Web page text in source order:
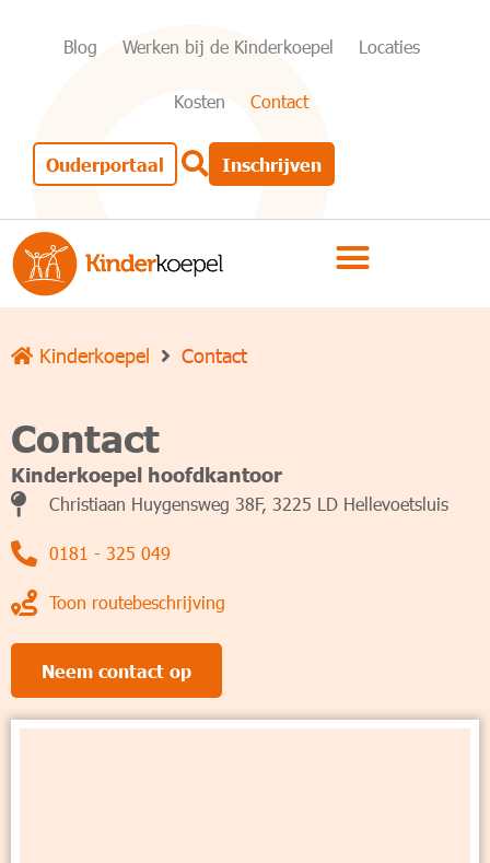
Blog Werken bij de Kinderkoepel Locaties
Kosten Contact
Ouderportaal Inschrijven
Kinderkoepel Contact
Contact
Kinderkoepel hoofdkantoor
Christiaan Huygensweg 38F, 3225 LD Hellevoetsluis
0181 - 325 049
Toon routebeschrijving
Neem contact op